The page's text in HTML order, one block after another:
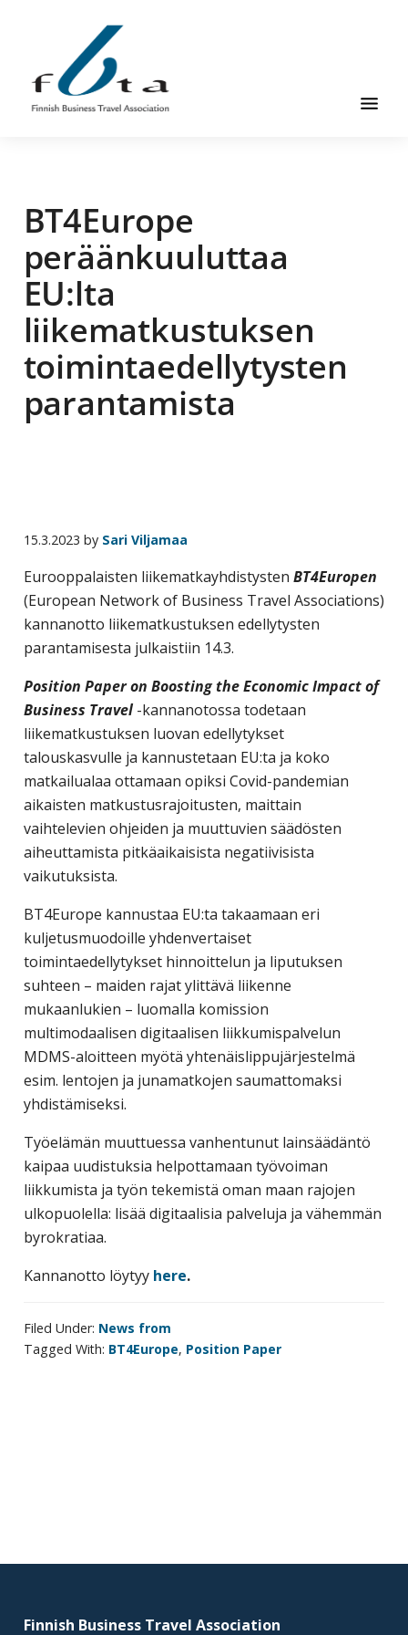
main
content
primary
sidebar
footer
the
Finnish
Business
Travel
Association
an
organization
for
business
with
the
mission
to
enhance
understanding,
knowledge
and
skills
required
in
corporate
travel
and
management
BT4Europe
peräänkuuluttaa
EU:lta
liikematkustuksen
toimintaedellytysten
parantamista
15.3.2023 by Sari Viljamaa
Eurooppalaisten liikematkayhdistysten BT4Europen
(European Network of Business Travel Associations)
kannanotto liikematkustuksen edellytysten
parantamisesta julkaistiin 14.3.
Position Paper on Boosting the Economic Impact of
Business Travel -kannanotossa todetaan
liikematkustuksen luovan edellytykset
talouskasvulle ja kannustetaan EU:ta ja koko
matkailualaa ottamaan opiksi Covid-pandemian
aikaisten matkustusrajoitusten, maittain
vaihtelevien ohjeiden ja muuttuvien säädösten
aiheuttamista pitkäaikaisista negatiivisista
vaikutuksista.
BT4Europe kannustaa EU:ta takaamaan eri
kuljetusmuodoille yhdenvertaiset
toimintaedellytykset hinnoittelun ja liputuksen
suhteen – maiden rajat ylittävä liikenne
mukaanlukien – luomalla komission
multimodaalisen digitaalisen liikkumispalvelun
MDMS-aloitteen myötä yhtenäislippujärjestelmä
esim. lentojen ja junamatkojen saumattomaksi
yhdistämiseksi.
Työelämän muuttuessa vanhentunut lainsäädäntö
kaipaa uudistuksia helpottamaan työvoiman
liikkumista ja työn tekemistä oman maan rajojen
ulkopuolella: lisää digitaalisia palveluja ja vähemmän
byrokratiaa.
Kannanotto löytyy here.
Filed Under: News from
Tagged With: BT4Europe, Position Paper
Finnish Business Travel Association